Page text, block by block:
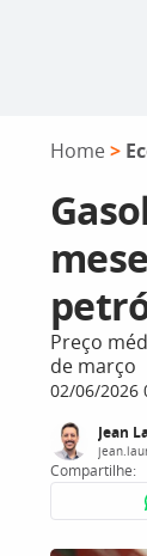
Home >
Preço
de março
02/06/2026
Jean
Compartilhe: